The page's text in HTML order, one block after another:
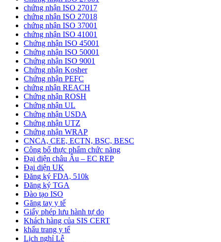
chứng nhận ISO 27017
chứng nhận ISO 27018
chứng nhận ISO 37001
chứng nhận ISO 41001
Chứng nhận ISO 45001
Chứng nhận ISO 50001
Chứng nhận ISO 9001
Chứng nhận Kosher
Chứng nhận PEFC
chứng nhận REACH
Chứng nhận ROSH
Chứng nhận UL
Chứng nhận USDA
Chứng nhận UTZ
Chứng nhận WRAP
CNCA, CEE, ECTN, BSC, BESC
Công bố thực phẩm chức năng
Đại diện châu Âu – EC REP
Đại diện UK
Đăng ký FDA, 510k
Đăng ký TGA
Đào tạo ISO
Găng tay y tế
Giấy phép lưu hành tự do
Khách hàng của SIS CERT
khẩu trang y tế
Lịch nghỉ Lễ